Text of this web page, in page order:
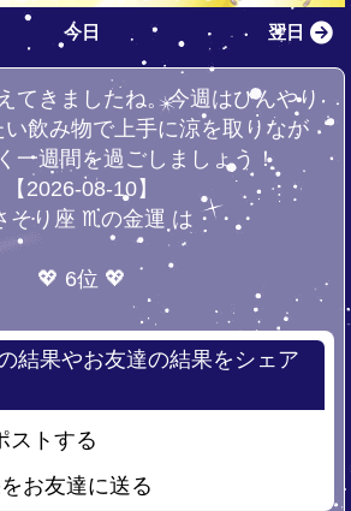
今日 翌日
てきましたね。今週はひんやり
飲み物で上手に涼を取りなが
一週間を過ごしましょう！
【2026-08-10】
そり座 ♏の金運 は・・・
💖 6位 💖
結果やお友達の結果をシェア
ストする
お友達に送る